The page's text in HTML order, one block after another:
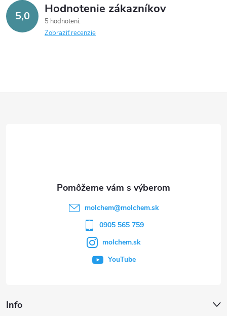
5,0 Hodnotenie zákazníkov
5 hodnotení
Zobraziť recenzie
Info
molchem@molchem.sk
0905 565 759
molchem.sk
YouTube